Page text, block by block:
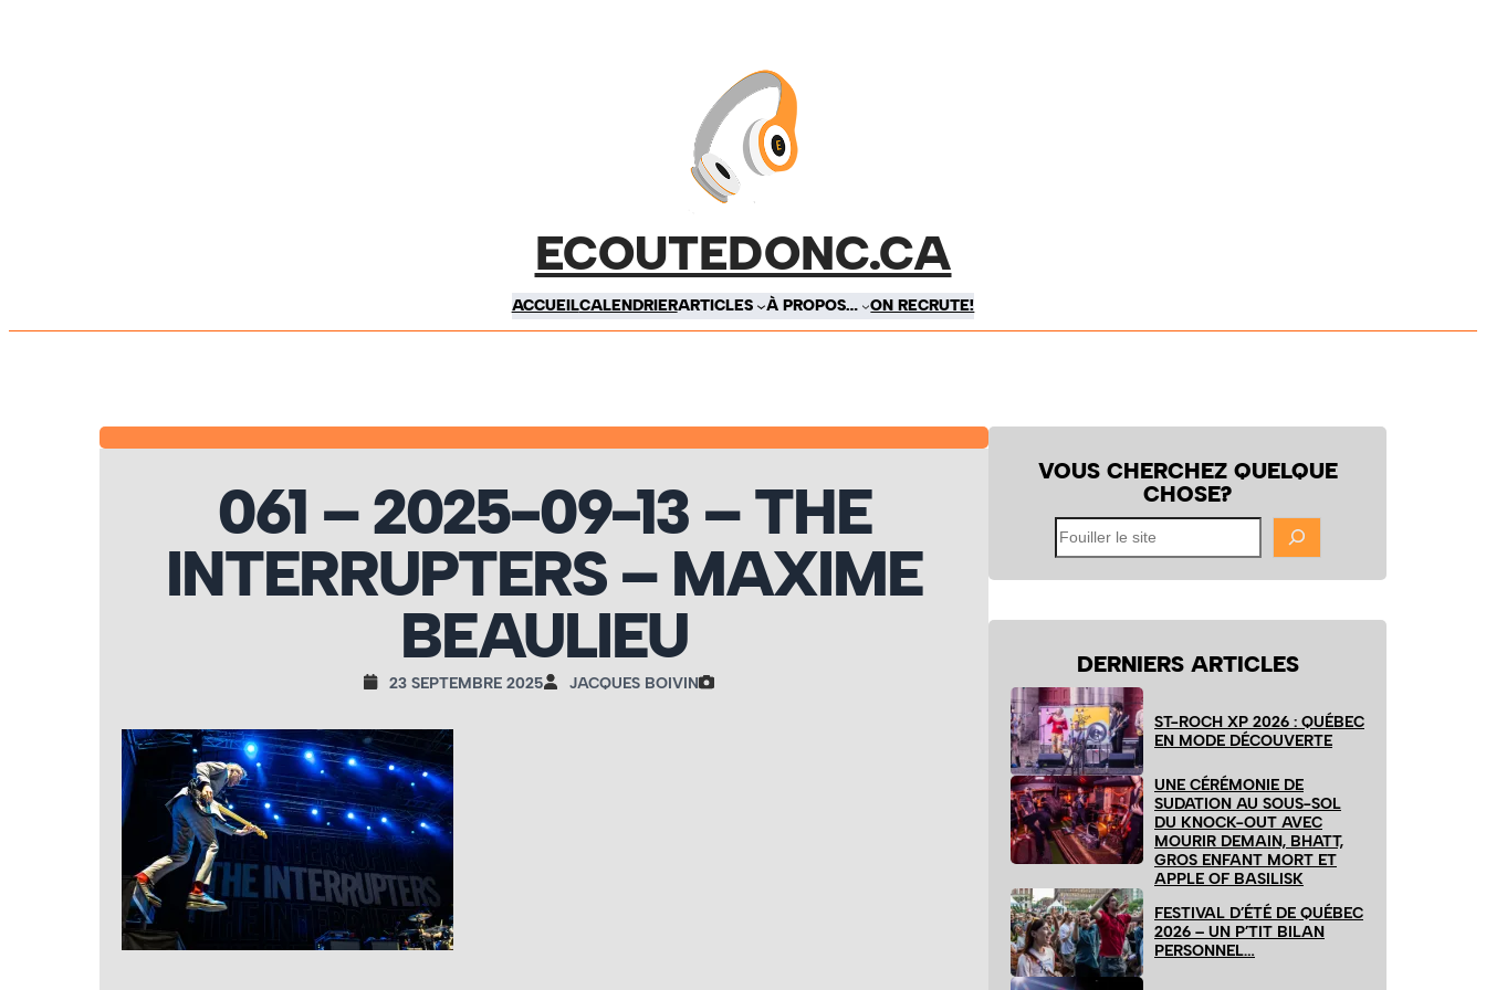
ECOUTEDONC.CA
ACCUEILCALENDRIERARTICLES À PROPOS… ON RECRUTE!
061 – 2025-09-13 – THE
INTERRUPTERS – MAXIME
BEAULIEU
23 SEPTEMBRE 2025 JACQUES BOIVIN
VOUS CHERCHEZ QUELQUE
CHOSE?
Fouiller
le
site
DERNIERS ARTICLES
ST-ROCH XP 2026 : QUÉBEC
EN MODE DÉCOUVERTE
UNE CÉRÉMONIE DE
SUDATION AU SOUS-SOL
DU KNOCK-OUT AVEC
MOURIR DEMAIN, BHATT,
GROS ENFANT MORT ET
APPLE OF BASILISK
FESTIVAL D’ÉTÉ DE QUÉBEC
2026 – UN P’TIT BILAN
PERSONNEL…